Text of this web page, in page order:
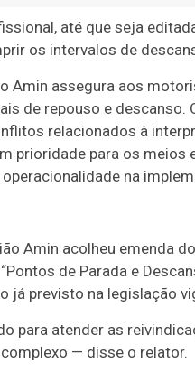
até que seja
os intervalos de
Amin assegura aos
de repouso e
relacionados à
prioridade para os
na
Amin acolheu emenda
de Parada e
já previsto na legislação
para atender as
— disse o relator.